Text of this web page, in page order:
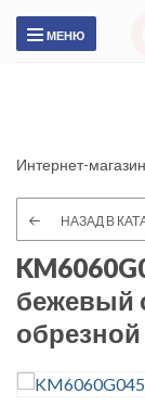
МЕНЮ
Интернет-
НАЗАД В
бежевый